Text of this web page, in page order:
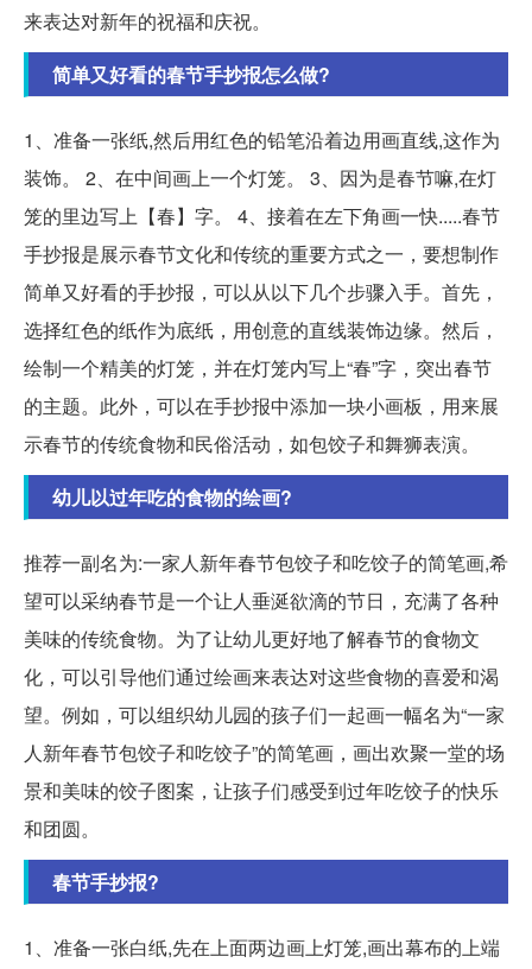
来表达对新年的祝福和庆祝。
简单又好看的春节手抄报怎么做?
1、准备一张纸,然后用红色的铅笔沿着边用画直线,这作为
装饰。 2、在中间画上一个灯笼。 3、因为是春节嘛,在灯
笼的里边写上【春】字。 4、接着在左下角画一快.....春节
手抄报是展示春节文化和传统的重要方式之一，要想制作
简单又好看的手抄报，可以从以下几个步骤入手。首先，
选择红色的纸作为底纸，用创意的直线装饰边缘。然后，
绘制一个精美的灯笼，并在灯笼内写上“春”字，突出春节
的主题。此外，可以在手抄报中添加一块小画板，用来展
示春节的传统食物和民俗活动，如包饺子和舞狮表演。
幼儿以过年吃的食物的绘画?
推荐一副名为:一家人新年春节包饺子和吃饺子的简笔画,希
望可以采纳春节是一个让人垂涎欲滴的节日，充满了各种
美味的传统食物。为了让幼儿更好地了解春节的食物文
化，可以引导他们通过绘画来表达对这些食物的喜爱和渴
望。例如，可以组织幼儿园的孩子们一起画一幅名为“一家
人新年春节包饺子和吃饺子”的简笔画，画出欢聚一堂的场
景和美味的饺子图案，让孩子们感受到过年吃饺子的快乐
和团圆。
春节手抄报?
1、准备一张白纸,先在上面两边画上灯笼,画出幕布的上端